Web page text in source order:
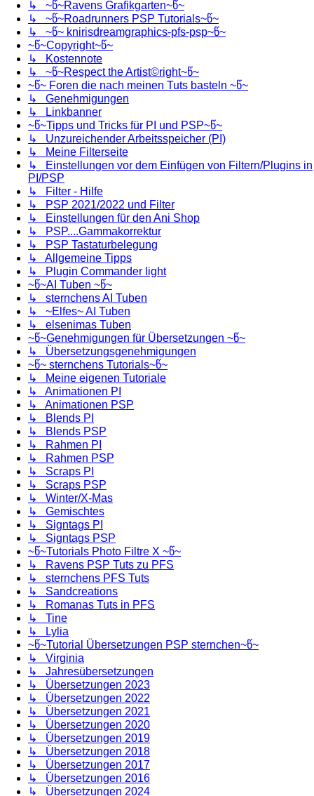
↳ ~წ~Ravens Grafikgarten~წ~
↳ ~წ~Roadrunners PSP Tutorials~წ~
↳ ~წ~ knirisdreamgraphics-pfs-psp~წ~
~წ~Copyright~წ~
↳ Kostennote
↳ ~წ~Respect the Artist©right~წ~
~წ~ Foren die nach meinen Tuts basteln ~წ~
↳ Genehmigungen
↳ Linkbanner
~წ~Tipps und Tricks für PI und PSP~წ~
↳ Unzureichender Arbeitsspeicher (PI)
↳ Meine Filterseite
↳ Einstellungen vor dem Einfügen von Filtern/Plugins in
PI/PSP
↳ Filter - Hilfe
↳ PSP 2021/2022 und Filter
↳ Einstellungen für den Ani Shop
↳ PSP....Gammakorrektur
↳ PSP Tastaturbelegung
↳ Allgemeine Tipps
↳ Plugin Commander light
~წ~AI Tuben ~წ~
↳ sternchens AI Tuben
↳ ~Elfes~ AI Tuben
↳ elsenimas Tuben
~წ~Genehmigungen für Übersetzungen ~წ~
↳ Übersetzungsgenehmigungen
~წ~ sternchens Tutorials~წ~
↳ Meine eigenen Tutoriale
↳ Animationen PI
↳ Animationen PSP
↳ Blends PI
↳ Blends PSP
↳ Rahmen PI
↳ Rahmen PSP
↳ Scraps PI
↳ Scraps PSP
↳ Winter/X-Mas
↳ Gemischtes
↳ Signtags PI
↳ Signtags PSP
~წ~Tutorials Photo Filtre X ~წ~
↳ Ravens PSP Tuts zu PFS
↳ sternchens PFS Tuts
↳ Sandcreations
↳ Romanas Tuts in PFS
↳ Tine
↳ Lylia
~წ~Tutorial Übersetzungen PSP sternchen~წ~
↳ Virginia
↳ Jahresübersetzungen
↳ Übersetzungen 2023
↳ Übersetzungen 2022
↳ Übersetzungen 2021
↳ Übersetzungen 2020
↳ Übersetzungen 2019
↳ Übersetzungen 2018
↳ Übersetzungen 2017
↳ Übersetzungen 2016
↳ Übersetzungen 2024